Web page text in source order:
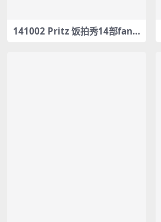
141002 Pritz 饭拍秀14部fanc